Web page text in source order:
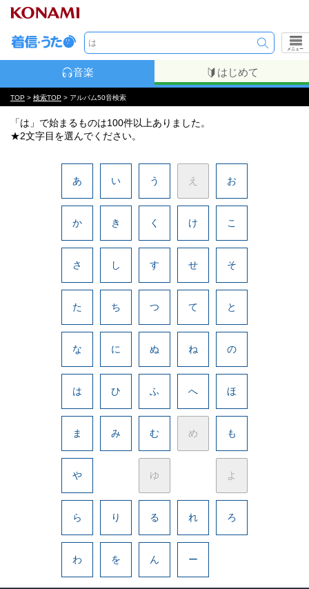
メニュー
音楽 はじめて
TOP > 検索TOP > アルバム50音検索
「は」で始まるものは100件以上ありました。
★2文字目を選んでください。
あ い う え お
か き く け こ
さ し す せ そ
た ち つ て と
な に ぬ ね の
は ひ ふ へ ほ
ま み む め も
や ゆ よ
ら り る れ ろ
わ を ん ー